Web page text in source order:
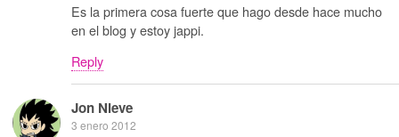
Es la primera cosa fuerte que hago desde hace mucho
en el blog y estoy jappi.
Reply
Jon Nieve
3 enero 2012